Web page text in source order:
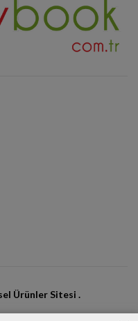
Ürünler Sitesi .